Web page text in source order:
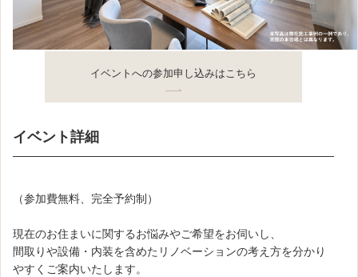
イベントへの参加申し込みはこちら
イベント詳細
（参加費無料、完全予約制）
現在のお住まいに関するお悩みやご希望をお伺いし、
間取りや設備・内装を含めたリノベーションの考え方を分かり
やすくご案内いたします。